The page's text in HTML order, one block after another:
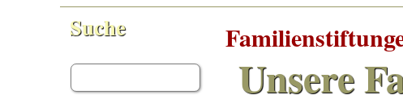
Suche
Unsere